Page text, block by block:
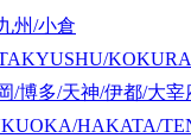
州/小倉
KOKURA
/博多/天神/伊都/大宰
HAKATA/